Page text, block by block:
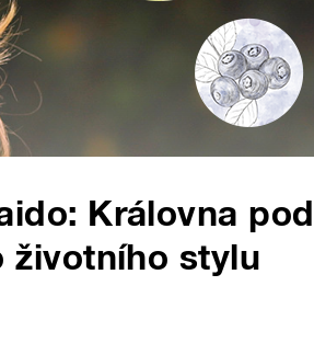
Královna
životního stylu